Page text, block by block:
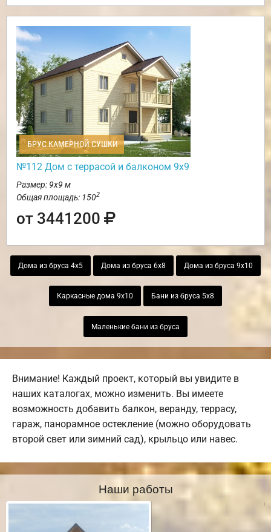
БРУС КАМЕРНОЙ СУШКИ
№112 Дом с террасой и балконом 9х9
Размер: 9х9 м
Общая площадь: 1502
от 3441200
Дома из бруса 4х5 Дома из бруса 6х8 Дома из бруса 9х10
Каркасные дома 9х10 Бани из бруса 5х8
Маленькие бани из бруса
Внимание! Каждый проект, который вы увидите в
наших каталогах, можно изменить. Вы имеете
возможность добавить балкон, веранду, террасу,
гараж, панорамное остекление (можно оборудовать
второй свет или зимний сад), крыльцо или навес.
Наши работы